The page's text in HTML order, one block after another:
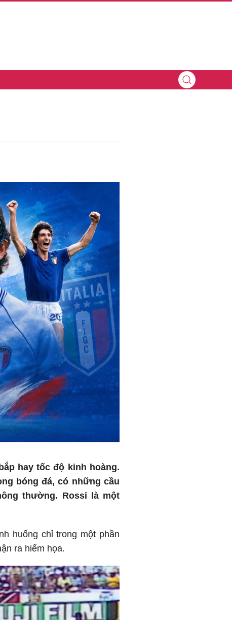
hay tốc độ kinh hoàng.
bóng đá, có những cầu
thường. Rossi là một
huống chỉ trong một phần
ra hiểm họa.